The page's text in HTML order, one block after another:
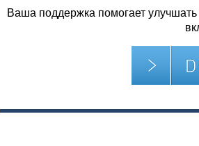
Ваша поддержка помогает